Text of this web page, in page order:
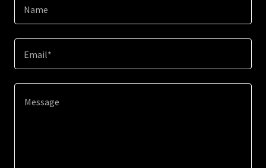
Name
Email*